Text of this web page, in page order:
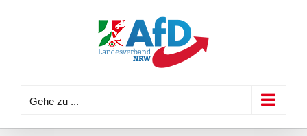
Gehe zu ...